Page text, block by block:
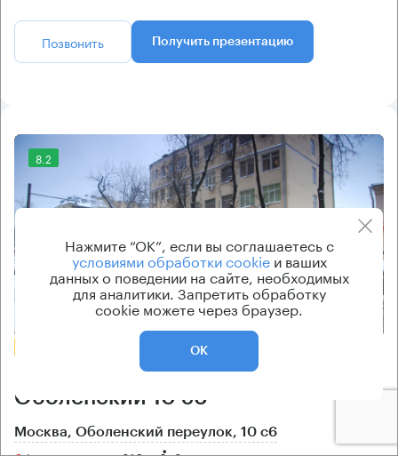
Позвонить Получить презентацию
8.2
Еще фото
Оболенский 10 с6
Москва, Оболенский переулок, 10 с6
Нажмите “ОК”, если вы соглашаетесь с
условиями обработки cookieи ваших
данных о поведении на сайте, необходимых
для аналитики. Запретить обработку
cookie можете через браузер.
ОК